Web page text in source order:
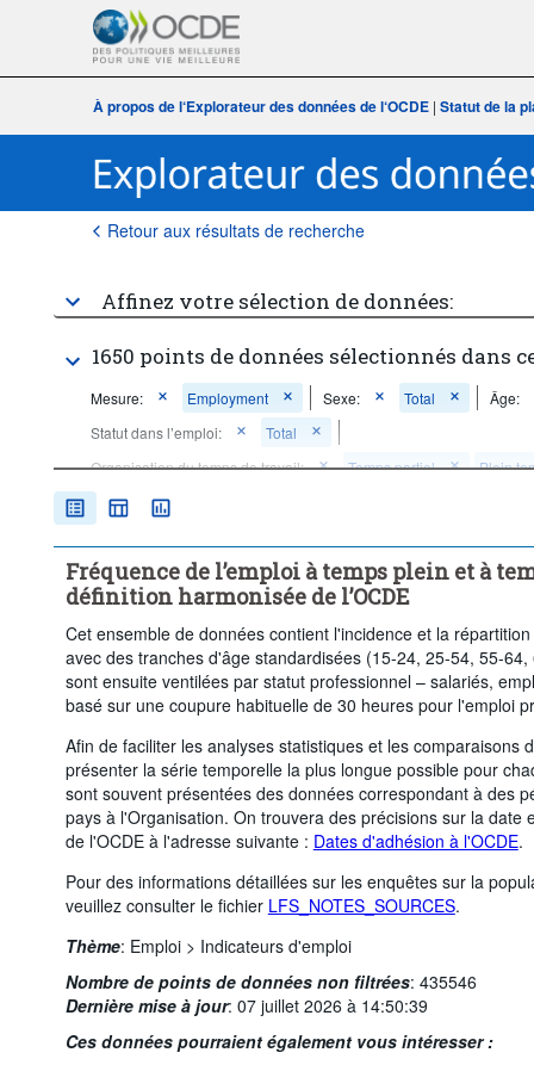
À propos de l‘Explorateur des données de l‘OCDE |Statut de la
Retour aux résultats de recherche
Affinez votre sélection de données:
1650 points de données sélectionnés dans
Mesure: Employment Sexe: Total
Âge:
Statut dans l’emploi:
Total
Organisation du temps de travail:
Temps partiel
Plein
Fréquence d'observation:
Fréquence de l’emploi à temps plein et à
définition harmonisée de l’OCDE
Cet ensemble de données contient l'incidence et la
avec des tranches d'âge standardisées (15-24, 25-54, 55-
sont ensuite ventilées par statut professionnel – salariés,
basé sur une coupure habituelle de 30 heures pour l'emploi
Afin de faciliter les analyses statistiques et les comparaisons
présenter la série temporelle la plus longue possible pour
sont souvent présentées des données correspondant à des
pays à l'Organisation. On trouvera des précisions sur la date
de l'OCDE à l'adresse suivante : Dates d'adhésion à l'OCDE.
Pour des informations détaillées sur les enquêtes sur la
veuillez consulter le fichier LFS_NOTES_SOURCES.
Thème: Emploi > Indicateurs d'emploi
Nombre de points de données non filtrées: 435546
Dernière mise à jour: 07 juillet 2026 à 14:50:39
Ces données pourraient également vous intéresser :